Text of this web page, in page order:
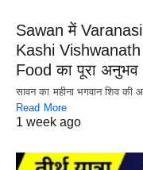
Sawan में
Kashi
Food का पूरा अनुभव
सावन का महीना भगवान शिव
Read More
1 week ago